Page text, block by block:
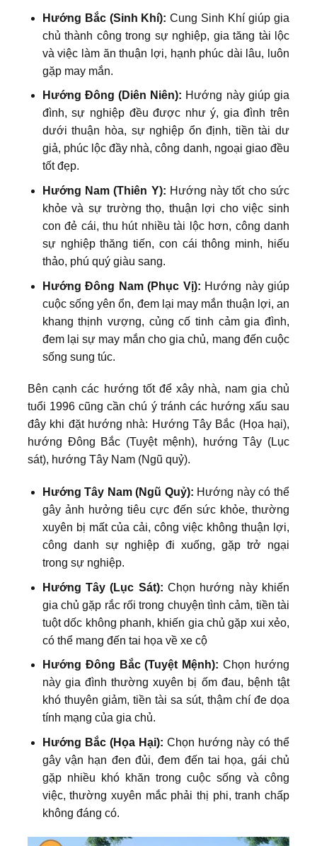
Hướng Bắc (Sinh Khí): Cung Sinh Khí giúp gia
chủ thành công trong sự nghiệp, gia tăng tài lộc
và việc làm ăn thuận lợi, hạnh phúc dài lâu, luôn
gặp may mắn.
Hướng Đông (Diên Niên): Hướng này giúp gia
đình, sự nghiệp đều được như ý, gia đình trên
dưới thuận hòa, sự nghiệp ổn định, tiền tài dư
giả, phúc lộc đầy nhà, công danh, ngoại giao đều
tốt đẹp.
Hướng Nam (Thiên Y): Hướng này tốt cho sức
khỏe và sự trường thọ, thuận lợi cho việc sinh
con đẻ cái, thu hút nhiều tài lộc hơn, công danh
sự nghiệp thăng tiến, con cái thông minh, hiếu
thảo, phú quý giàu sang.
Hướng Đông Nam (Phục Vị): Hướng này giúp
cuộc sống yên ổn, đem lại may mắn thuận lợi, an
khang thịnh vượng, củng cố tinh cảm gia đình,
đem lại sự may mắn cho gia chủ, mang đến cuộc
sống sung túc.
Bên cạnh các hướng tốt để xây nhà, nam gia chủ
tuổi 1996 cũng cần chú ý tránh các hướng xấu sau
đây khi đặt hướng nhà: Hướng Tây Bắc (Họa hại),
hướng Đông Bắc (Tuyệt mệnh), hướng Tây (Lục
sát), hướng Tây Nam (Ngũ quỷ).
Hướng Tây Nam (Ngũ Quỷ): Hướng này có thể
gây ảnh hưởng tiêu cực đến sức khỏe, thường
xuyên bị mất của cải, công việc không thuận lợi,
công danh sự nghiệp đi xuống, gặp trở ngại
trong sự nghiệp.
Hướng Tây (Lục Sát): Chọn hướng này khiến
gia chủ gặp rắc rối trong chuyện tình cảm, tiền tài
tuột dốc không phanh, khiến gia chủ gặp xui xẻo,
có thể mang đến tai họa về xe cộ
Hướng Đông Bắc (Tuyệt Mệnh): Chọn hướng
này gia đình thường xuyên bị ốm đau, bệnh tật
khó thuyên giảm, tiền tài sa sút, thậm chí đe dọa
tính mạng của gia chủ.
Hướng Bắc (Họa Hại): Chọn hướng này có thể
gây vận hạn đen đủi, đem đến tai họa, gái chủ
gặp nhiều khó khăn trong cuộc sống và công
việc, thường xuyên mắc phải thị phi, tranh chấp
không đáng có.